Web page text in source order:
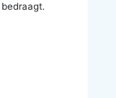
bedraagt.